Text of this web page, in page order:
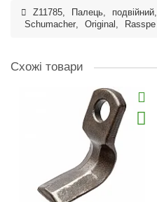
Z11785, Палець, подвійний,
Schumacher, Original , Rasspe
Схожі товари